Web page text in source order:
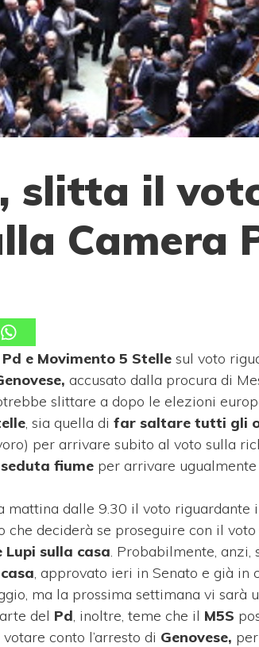
slitta il
Camera
e Movimento 5 Stelle sul voto
accusato dalla procura di
slittare a dopo le elezioni
, sia quella di far saltare tutti gli
per arrivare subito al voto sulla
fiume per arrivare
mattina dalle 9.30 il voto riguardante
deciderà se proseguire con il
Lupi sulla casa . Probabilmente,
, approvato ieri in Senato e già
ma la prossima settimana vi
del Pd , inoltre, teme che il M5S
conto l’arresto di Genovese,